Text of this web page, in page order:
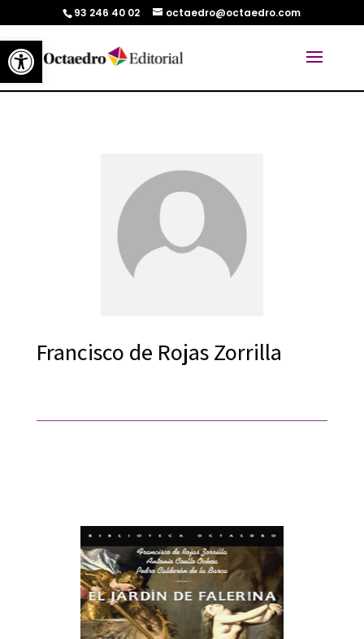
Abrir barra de herramientas
93 246 40 02 octaedro@octaedro.com
Francisco de Rojas Zorrilla